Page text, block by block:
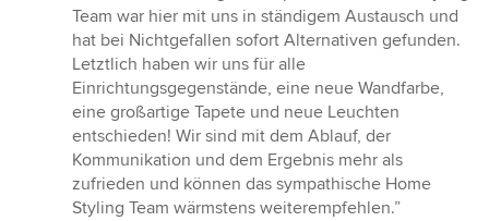
Team war hier mit uns in ständigem Austausch und
hat bei Nichtgefallen sofort Alternativen gefunden.
Letztlich haben wir uns für alle
Einrichtungsgegenstände, eine neue Wandfarbe,
eine großartige Tapete und neue Leuchten
entschieden! Wir sind mit dem Ablauf, der
Kommunikation und dem Ergebnis mehr als
zufrieden und können das sympathische Home
Styling Team wärmstens weiterempfehlen.”